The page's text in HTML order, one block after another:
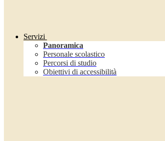
Servizi
Panoramica
Personale scolastico
Percorsi di studio
Obiettivi di accessibilità